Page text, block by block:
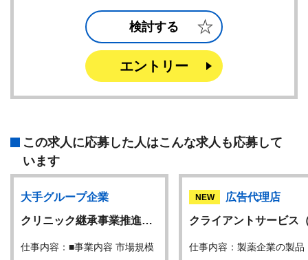
検討する
エントリー
この求人に応募した人はこんな求人も応募して
います
大手グループ企業
クリニック継承事業推進…
仕事内容：■事業内容 市場規模
NEW
広告代理店
クライアントサービス
仕事内容：製薬企業の製品